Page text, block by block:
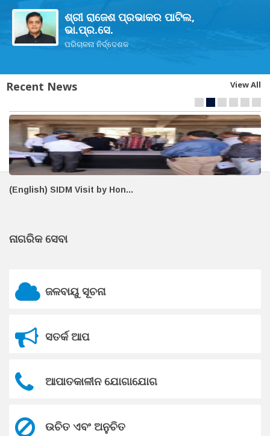
ଶ୍ରୀ ରାଜେଶ ପ୍ରଭାକର ପାଟିଲ,
ଭା.ପ୍ର.ସେ.
ପରିଚାଳନା ନିର୍ଦ୍ଦେଶକ
Recent News View All
(English) SIDM Visit by Hon...
ନାଗରିକ ସେବା
ଜଳବାୟୁ ସୂଚନା
ସତର୍କ ଆପ
ଆପାତକାଳୀନ ଯୋଗାଯୋଗ
ଉଚିତ ଏବଂ ଅନୁଚିତ